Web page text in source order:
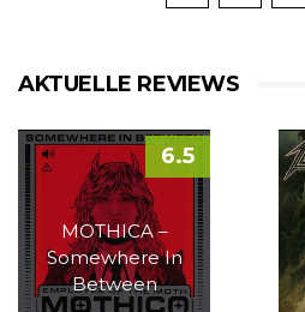
AKTUELLE REVIEWS
MOTHICA –
Somewhere In
Between
6.5